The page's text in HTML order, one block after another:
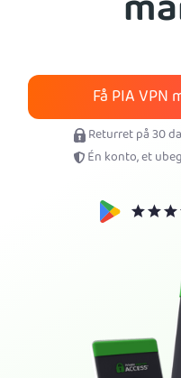
Få PIA VPN
Returret på 30
Én konto, et